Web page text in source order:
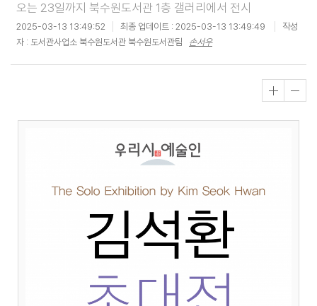
오는 23일까지 북수원도서관 1층 갤러리에서 전시
2025-03-13 13:49:52 최종 업데이트 : 2025-03-13 13:49:49
작성
자 : 도서관사업소 북수원도서관 북수원도서관팀 손서우